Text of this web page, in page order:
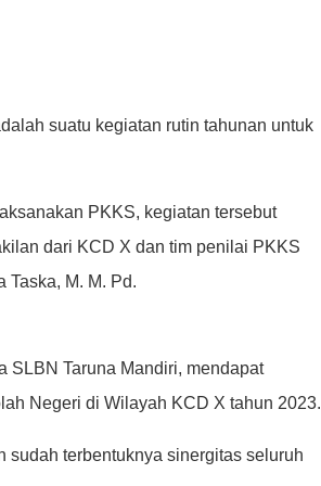
suatu kegiatan rutin tahunan untuk
PKKS, kegiatan tersebut
dari KCD X dan tim penilai PKKS
Taska, M. M. Pd.
SLBN Taruna Mandiri, mendapat
Negeri di Wilayah KCD X tahun 2023.
sudah terbentuknya sinergitas seluruh